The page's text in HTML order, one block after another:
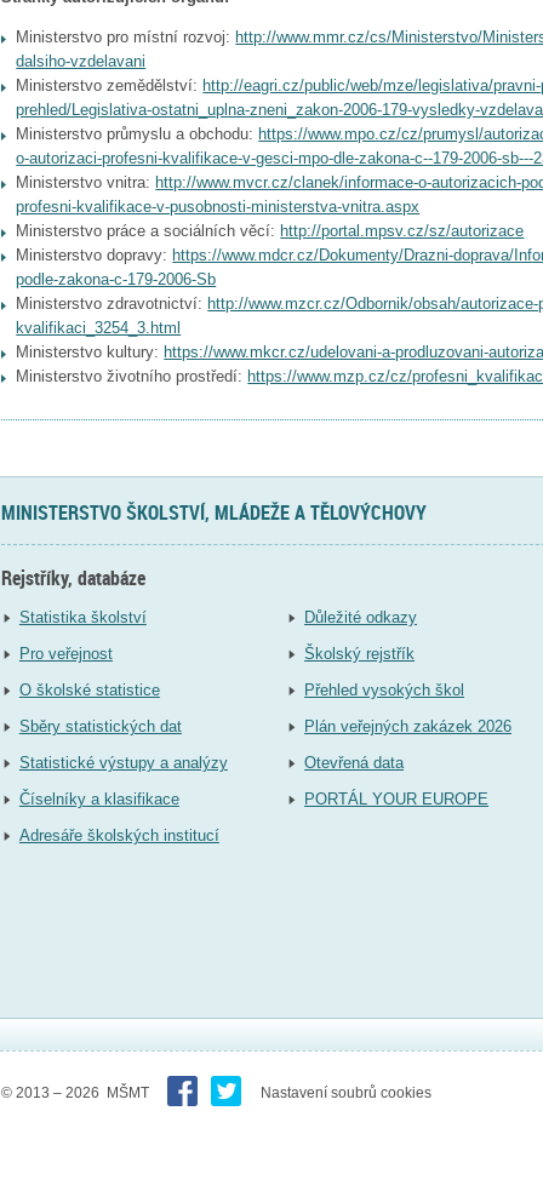
Ministerstvo pro místní rozvoj: http://www.mmr.cz/cs/Ministerstvo/
dalsiho-vzdelavani
Ministerstvo zemědělství: http://eagri.cz/public/web/mze/legislativa/
prehled/Legislativa-ostatni_uplna-zneni_zakon-2006-179-vysledky-
Ministerstvo průmyslu a obchodu: https://www.mpo.cz/cz/prumysl/
o-autorizaci-profesni-kvalifikace-v-gesci-mpo-dle-zakona-c--179-2006-sb---
Ministerstvo vnitra: http://www.mvcr.cz/clanek/informace-o-autorizacich-
profesni-kvalifikace-v-pusobnosti-ministerstva-vnitra.aspx
Ministerstvo práce a sociálních věcí: http://portal.mpsv.cz/sz/autorizace
Ministerstvo dopravy: https://www.mdcr.cz/Dokumenty/Drazni-doprava/
podle-zakona-c-179-2006-Sb
Ministerstvo zdravotnictví: http://www.mzcr.cz/Odbornik/obsah/autorizace-
kvalifikaci_3254_3.html
Ministerstvo kultury: https://www.mkcr.cz/udelovani-a-prodluzovani-
Ministerstvo životního prostředí: https://www.mzp.cz/cz/
MINISTERSTVO ŠKOLSTVÍ, MLÁDEŽE A TĚLOVÝCHOVY
Rejstříky, databáze
Statistika školství
Pro veřejnost
O školské statistice
Sběry statistických dat
Statistické výstupy a analýzy
Číselníky a klasifikace
Adresáře školských institucí
Důležité odkazy
Školský rejstřík
Přehled vysokých škol
Plán veřejných zakázek 2026
Otevřená data
PORTÁL YOUR EUROPE
© 2013 – 2026 MŠMT Nastavení soubrů cookies